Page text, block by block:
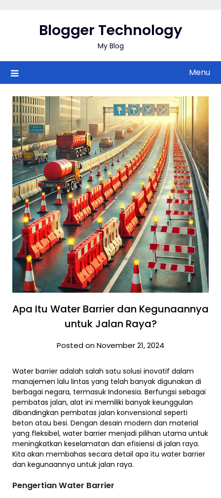
Blogger Technology
My Blog
Menu
Apa Itu Water Barrier dan Kegunaannya
untuk Jalan Raya?
Posted on November 21, 2024
Water barrier adalah salah satu solusi inovatif dalam
manajemen lalu lintas yang telah banyak digunakan di
berbagai negara, termasuk Indonesia. Berfungsi sebagai
pembatas jalan, alat ini memiliki banyak keunggulan
dibandingkan pembatas jalan konvensional seperti
beton atau besi. Dengan desain modern dan material
yang fleksibel, water barrier menjadi pilihan utama untuk
meningkatkan keselamatan dan efisiensi di jalan raya.
Kita akan membahas secara detail apa itu water barrier
dan kegunaannya untuk jalan raya.
Pengertian Water Barrier